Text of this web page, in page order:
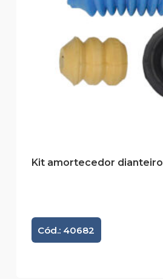
Kit amortecedor dianteiro
Cód.: 40682